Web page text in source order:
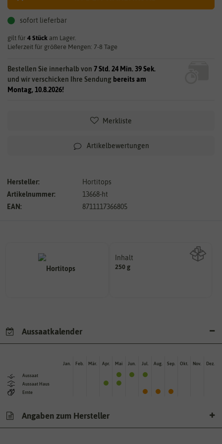
sofort lieferbar
gilt für 4 Stück am Lager.
Lieferzeit für größere Mengen: 7-8 Tage
Bestellen Sie innerhalb von 7 Std. 24 Min. 38 Sek.
und wir verschicken Ihre Sendung bereits am
Montag, 10.8.2026!
Merkliste
Artikelbewertungen
Hersteller:
Hortitops
Artikelnummer:
13668-ht
EAN:
8711117366805
Inhalt
250 g
Aussaatkalender
Aussaat
Aussaat Haus
Ernte
Jan. Feb. Mär. Apr. Mai Jun. Jul. Aug. Sep. Okt. Nov. Dez.
Angaben zum Hersteller